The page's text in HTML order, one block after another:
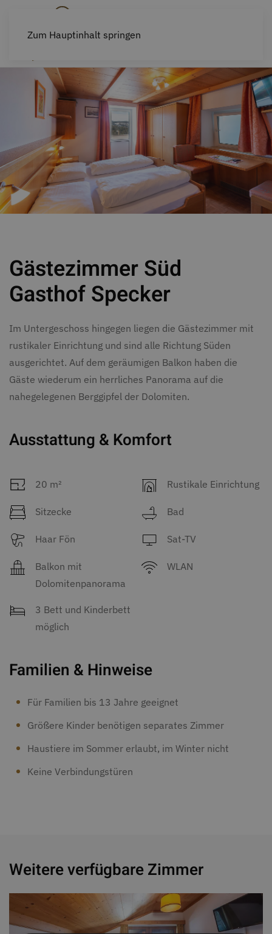
Zum Hauptinhalt springen
Gästezimmer Süd
Gasthof Specker
Im Untergeschoss hingegen liegen die Gästezimmer mit
rustikaler Einrichtung und sind alle Richtung Süden
ausgerichtet. Auf dem geräumigen Balkon haben die
Gäste wiederum ein herrliches Panorama auf die
nahegelegenen Berggipfel der Dolomiten.
Ausstattung & Komfort
20 m² Rustikale Einrichtung
Sitzecke Bad
Haar Fön Sat-TV
Balkon mit
Dolomitenpanorama
WLAN
3 Bett und Kinderbett
möglich
Familien & Hinweise
Für Familien bis 13 Jahre geeignet
Größere Kinder benötigen separates Zimmer
Haustiere im Sommer erlaubt, im Winter nicht
Keine Verbindungstüren
Weitere verfügbare Zimmer